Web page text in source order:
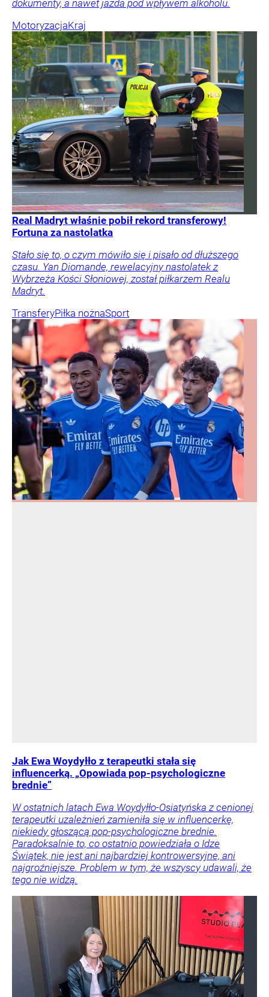
dokumenty, a nawet jazda pod wpływem alkoholu.
MotoryzacjaKraj
Real Madryt właśnie pobił rekord transferowy!
Fortuna za nastolatka
Stało się to, o czym mówiło się i pisało od dłuższego
czasu. Yan Diomande, rewelacyjny nastolatek z
Wybrzeża Kości Słoniowej, został piłkarzem Realu
Madryt.
TransferyPiłka nożnaSport
Jak Ewa Woydyłło z terapeutki stała się
influencerką. „Opowiada pop-psychologiczne
brednie”
W ostatnich latach Ewa Woydyłło-Osiatyńska z cenionej
terapeutki uzależnień zamieniła się w influencerkę,
niekiedy głoszącą pop-psychologiczne brednie.
Paradoksalnie to, co ostatnio powiedziała o Idze
Świątek, nie jest ani najbardziej kontrowersyjne, ani
najgroźniejsze. Problem w tym, że wszyscy udawali, że
tego nie widzą.